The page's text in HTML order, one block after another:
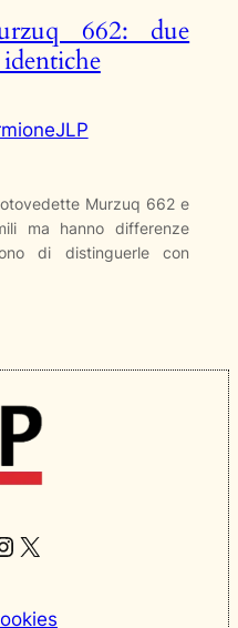
662: due
Murzuq 662 e
ma hanno differenze
di distinguerle con
X